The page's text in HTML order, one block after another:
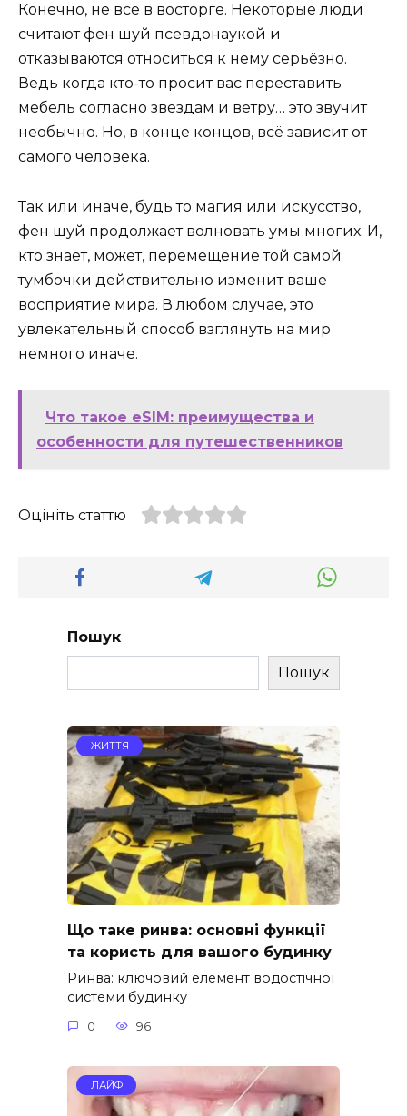
Конечно, не все в восторге. Некоторые люди
считают фен шуй псевдонаукой и
отказываются относиться к нему серьёзно.
Ведь когда кто-то просит вас переставить
мебель согласно звездам и ветру… это звучит
необычно. Но, в конце концов, всё зависит от
самого человека.
Так или иначе, будь то магия или искусство,
фен шуй продолжает волновать умы многих. И,
кто знает, может, перемещение той самой
тумбочки действительно изменит ваше
восприятие мира. В любом случае, это
увлекательный способ взглянуть на мир
немного иначе.
Что такое eSIM: преимущества и
особенности для путешественников
Оцініть статтю
Пошук
Пошук
ЖИТТЯ
Що таке ринва: основні функції
та користь для вашого будинку
Ринва: ключовий елемент водостічної
системи будинку
0 96
ЛАЙФ